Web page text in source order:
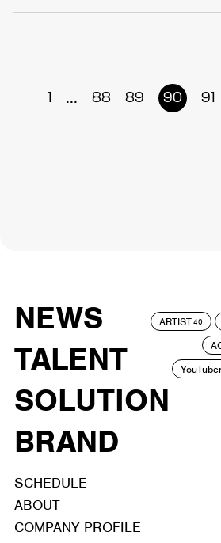
1 ... 88 89 90 91
NEWS
TALENT
SOLUTION
BRAND
ARTIST40
SCHEDULE
ABOUT
COMPANY PROFILE